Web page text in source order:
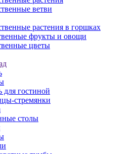
ветви
растения в горшках
фрукты и овощи
цветы
для гостиной
стремянки
столы